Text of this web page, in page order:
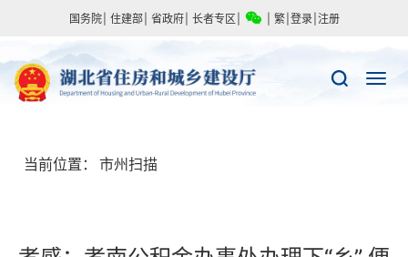
国务院 住建部 省政府 长者专区 繁 登录 注册
当前位置： 市州扫描